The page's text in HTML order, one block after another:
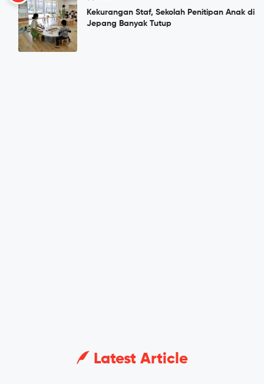
Kekurangan Staf, Sekolah Penitipan Anak di
Jepang Banyak Tutup
Latest Article